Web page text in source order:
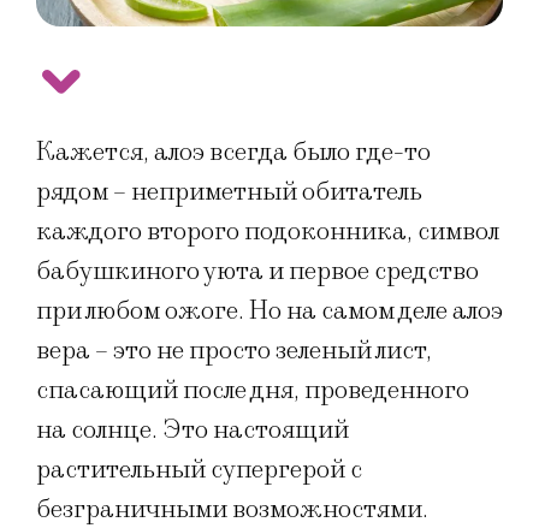
Кажется, алоэ всегда было где-то
рядом – неприметный обитатель
каждого второго подоконника, символ
бабушкиного уюта и первое средство
при любом ожоге. Но на самом деле алоэ
вера – это не просто зеленый лист,
спасающий после дня, проведенного
на солнце. Это настоящий
растительный супергерой с
безграничными возможностями.